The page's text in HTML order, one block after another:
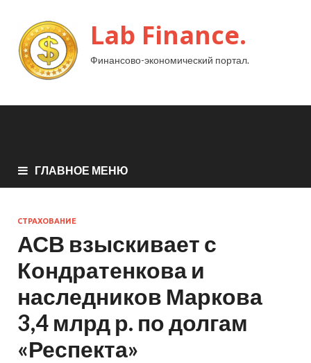
Lab Finance.
Финансово-экономический портал.
ГЛАВНОЕ МЕНЮ
СТРАХОВАНИЕ
АСВ взыскивает с
Кондратенкова и
наследников Маркова
3,4 млрд р. по долгам
«Респекта»